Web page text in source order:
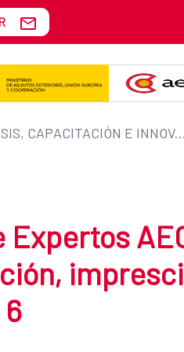
e ANÁLISIS, CAPACITACIÓN E INNOVACIÓN, IMPRESCINDIBLES PARA AVANZAR HACIA EL ODS 6
Expertos
6